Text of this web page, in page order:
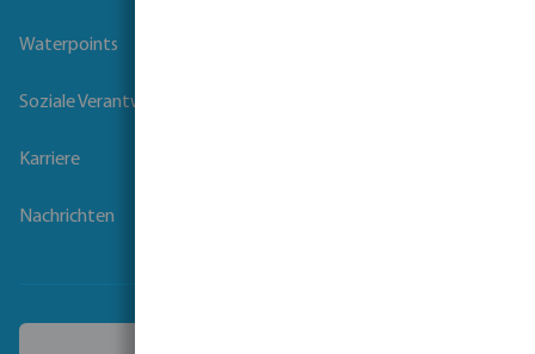
Waterpoints
Soziale Verantwortung der Unternehmen
Karriere
Nachrichten